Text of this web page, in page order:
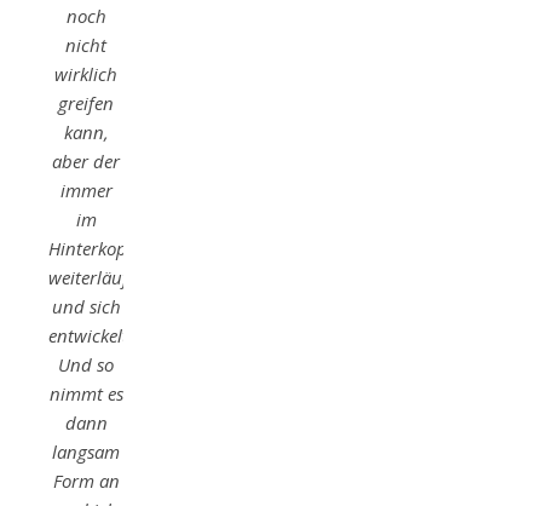
noch
nicht
wirklich
greifen
kann,
aber der
immer
im
Hinterkopf
weiterläuft
und sich
entwickelt.
Und so
nimmt es
dann
langsam
Form an